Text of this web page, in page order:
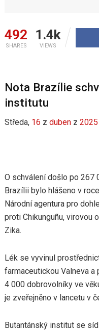
492
SHARES
1.4k
VIEWS
Nota Brazílie
institutu
Středa, 16 z duben z 2025
O schválení došlo po 267
Brazílii bylo hlášeno v
Národní agentura pro
proti Chikunguñu, virovou
Zika.
Lék se vyvinul
farmaceutickou Valneva
4 000 dobrovolníky ve
je zveřejněno v lancetu v
Butantánský institut se